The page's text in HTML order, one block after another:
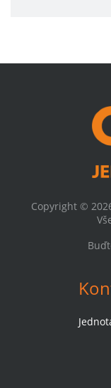
Copyright ©